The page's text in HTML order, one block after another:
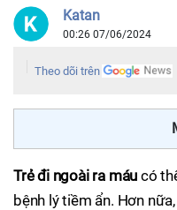
Katan
00:26 07/06/2024
Theo dõi trên
Trẻ đi ngoài ra máu có
bệnh lý tiềm ẩn. Hơn